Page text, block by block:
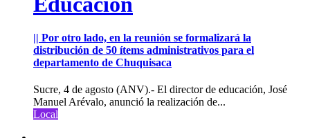
|| Por otro lado, en la reunión se formalizará la
distribución de 50 ítems administrativos para el
departamento de Chuquisaca
Sucre, 4 de agosto (ANV).- El director de educación, José
Manuel Arévalo, anunció la realización de...
Local